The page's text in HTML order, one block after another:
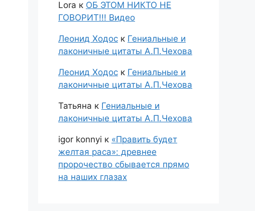
Lora к ОБ ЭТОМ НИКТО НЕ
ГОВОРИТ!!! Видео
Леонид Ходос к Гениальные и
лаконичные цитаты А.П.Чехова
Леонид Ходос к Гениальные и
лаконичные цитаты А.П.Чехова
Татьяна к Гениальные и
лаконичные цитаты А.П.Чехова
igor konnyi к «Править будет
желтая раса»: древнее
пророчество сбывается прямо
на наших глазах